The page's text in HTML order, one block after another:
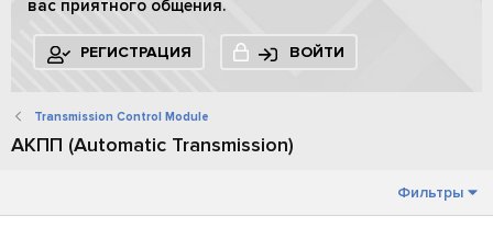
вас приятного общения.
РЕГИСТРАЦИЯ ВОЙТИ
Transmission Control Module
АКПП (Automatic Transmission)
Фильтры